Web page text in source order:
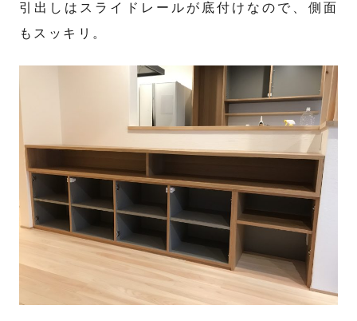
引出しはスライドレールが底付けなので、側面
もスッキリ。